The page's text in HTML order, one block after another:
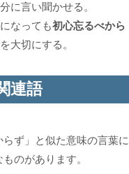
に言い聞かせる。
なっても初心忘るべから
大切にする。
連語
らず」と似た意味の言葉に
のがあります。